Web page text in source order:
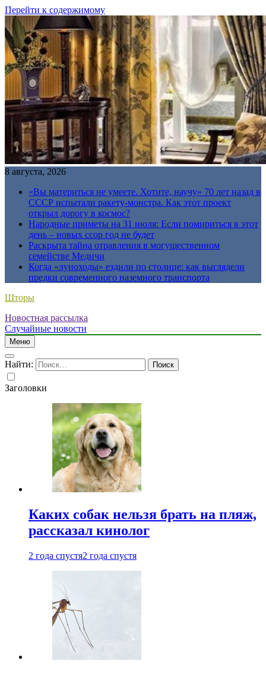
Перейти к содержимому
8 августа, 2026
«Вы материться не умеете. Хотите, научу» 70 лет назад в
СССР испытали ракету-монстра. Как этот проект
открыл дорогу в космос?
Народные приметы на 31 июля: Если помириться в этот
день – новых ссор год не будет
Раскрыта тайна отравления в могущественном
семействе Медичи
Когда «луноходы» ездили по столице: как выглядели
предки современного наземного транспорта
Шторы
Новостная рассылка
Случайные новости
Меню
Найти:
Заголовки
Каких собак нельзя брать на пляж,
рассказал кинолог
2 года спустя2 года спустя